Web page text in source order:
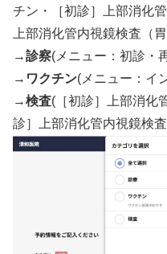
チン・［初診］上部消化
上部消化管内視鏡検査（
→診察(メニュー：初診・
→ ワクチン(メニュー：イ
→検査(［初診］上部消化
診］上部消化管内視鏡検